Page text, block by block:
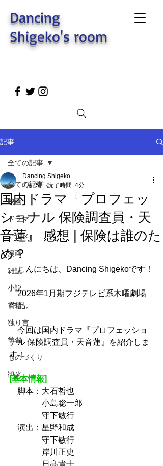
Dancing
Shigeko's room
記事
全ての記事
映画
ドラマ
アニメ
漫画
雑誌
小説
書籍
独り言
学習
ものづくり
観光
全ての記事
国内ドラマ『プロフェッ
ショナル 保険調査員・天
音蓮』 感想 | 保険は誰のた
め？
Dancing Shigeko
3月25日 読了時間: 4分
こんにちは、Dancing Shigekoです！
2026年1月期フジテレビ系木曜劇場
作品。
今回は国内ドラマ『プロフェッショ
ナル 保険調査員・天音蓮』を紹介しま
す！
[基本情報]
脚本：大石哲也
小島聡一郎
守下敏行
演出：星野和成
守下敏行
岸川正史
日髙貴士